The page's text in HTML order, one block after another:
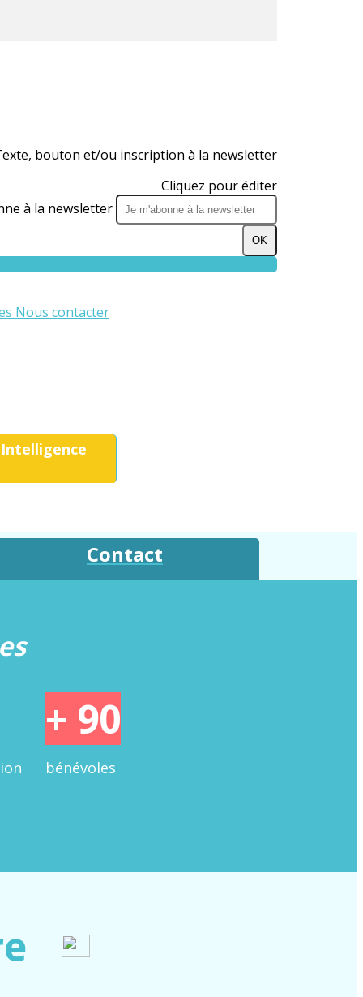
bouton et/ou inscription à la newsletter
Cliquez pour éditer
à la newsletter
OK
Nous contacter
Contact
+ 90
bénévoles